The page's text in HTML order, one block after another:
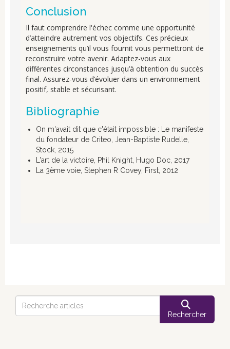
Conclusion
Il faut comprendre l'échec comme une opportunité
d’atteindre autrement vos objectifs. Ces précieux
enseignements qu’il vous fournit vous permettront de
reconstruire votre avenir. Adaptez-vous aux
différentes circonstances jusqu’à obtention du succès
final. Assurez-vous d’évoluer dans un environnement
positif, stable et sécurisant.
Bibliographie
On m'avait dit que c'était impossible : Le manifeste
du fondateur de Criteo, Jean-Baptiste Rudelle,
Stock, 2015
L'art de la victoire, Phil Knight, Hugo Doc, 2017
La 3ème voie, Stephen R Covey, First, 2012
Rechercher